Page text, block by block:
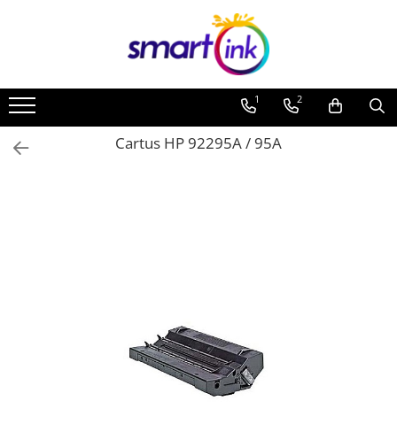
Consumabile
Cartuse si tonere
Pentru firme
1 2
Cartus HP 92295A / 95A